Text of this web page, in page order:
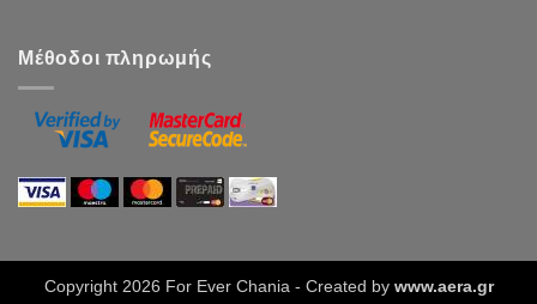
Μέθοδοι πληρωμής
Copyright 2026 For Ever Chania - Created by www.aera.gr